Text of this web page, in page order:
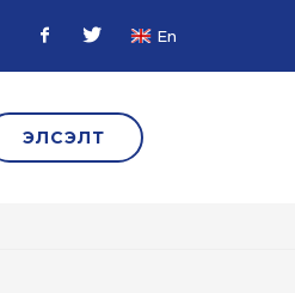
En
ЭЛСЭЛТ